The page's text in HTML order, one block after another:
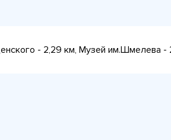
- 2,29 км, Музей им.Шмелева -